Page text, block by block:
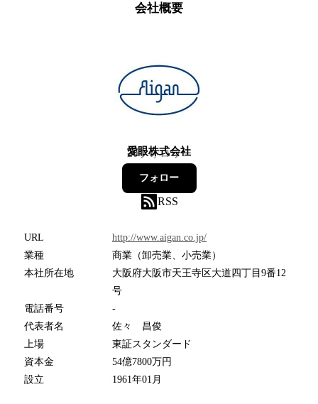
会社概要
愛眼株式会社
20フォロワー
フォロー
RSS
URL
http://www.aigan.co.jp/
業種
商業（卸売業、小売業）
本社所在地
大阪府大阪市天王寺区大道四丁目9番12
号
電話番号
-
代表者名
佐々 昌俊
上場
東証スタンダード
資本金
54億7800万円
設立
1961年01月